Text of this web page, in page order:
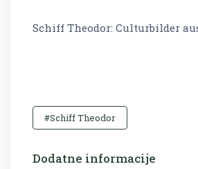
Schiff Theodor: Culturbilder
#Schiff Theodor
Dodatne informacije